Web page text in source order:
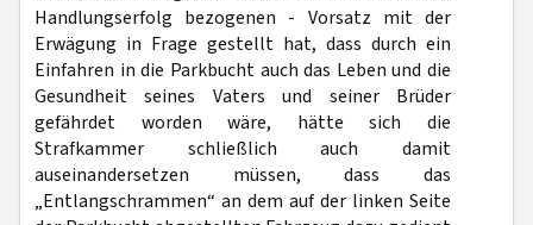
Handlungserfolg bezogenen - Vorsatz mit der
Erwägung in Frage gestellt hat, dass durch ein
Einfahren in die Parkbucht auch das Leben und die
Gesundheit seines Vaters und seiner Brüder
gefährdet worden wäre, hätte sich die
Strafkammer schließlich auch damit
auseinandersetzen müssen, dass das
„Entlangschrammen“ an dem auf der linken Seite